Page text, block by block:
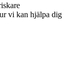
vi kan hjälpa dig